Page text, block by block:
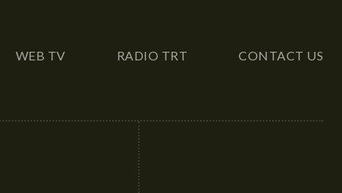
WEB TV RADIO TRT CONTACT US